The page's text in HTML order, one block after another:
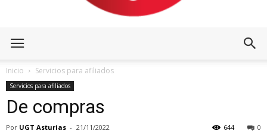
Inicio Servicios para afiliados
Servicios para afiliados
De compras
Por UGT Asturias - 21/11/2022 0
644